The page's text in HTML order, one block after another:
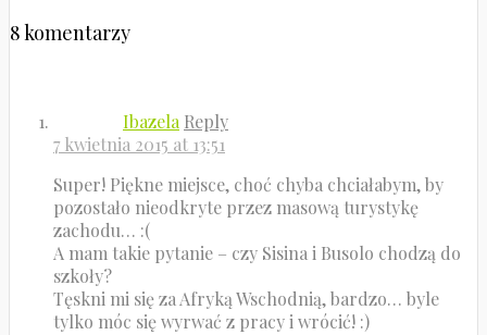
8 komentarzy
Ibazela Reply
7 kwietnia 2015 at 13:51
Super! Piękne miejsce, choć chyba chciałabym, by
pozostało nieodkryte przez masową turystykę
zachodu… :(
A mam takie pytanie – czy Sisina i Busolo chodzą do
szkoły?
Tęskni mi się za Afryką Wschodnią, bardzo… byle
tylko móc się wyrwać z pracy i wrócić! :)